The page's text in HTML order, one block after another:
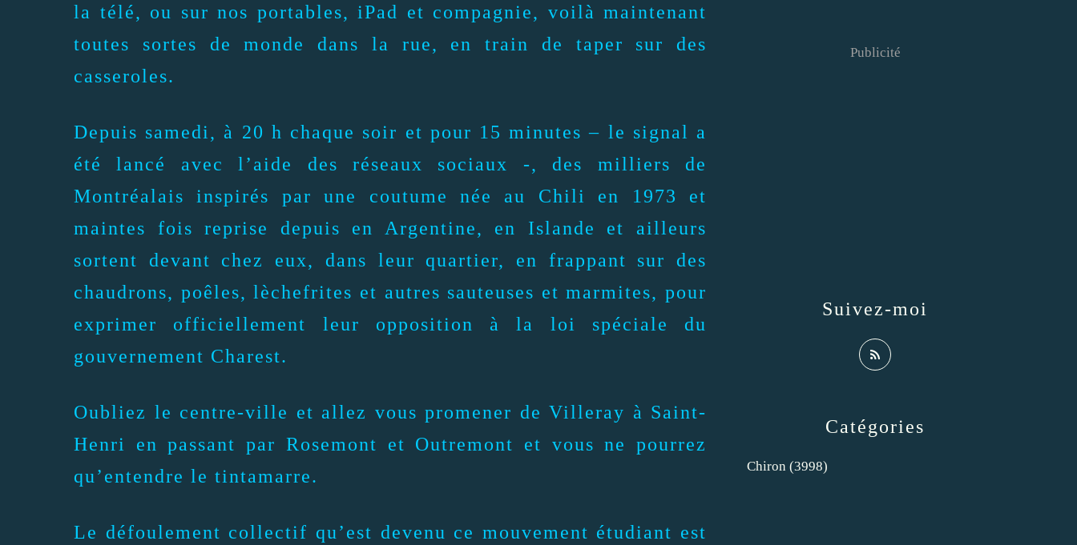
la télé, ou sur nos portables, iPad et compagnie, voilà maintenant
toutes sortes de monde dans la rue, en train de taper sur des
casseroles.
Depuis samedi, à 20 h chaque soir et pour 15 minutes – le signal a
été lancé avec l’aide des réseaux sociaux -, des milliers de
Montréalais inspirés par une coutume née au Chili en 1973 et
maintes fois reprise depuis en Argentine, en Islande et ailleurs
sortent devant chez eux, dans leur quartier, en frappant sur des
chaudrons, poêles, lèchefrites et autres sauteuses et marmites, pour
exprimer officiellement leur opposition à la loi spéciale du
gouvernement Charest.
Oubliez le centre-ville et allez vous promener de Villeray à Saint-
Henri en passant par Rosemont et Outremont et vous ne pourrez
qu’entendre le tintamarre.
Le défoulement collectif qu’est devenu ce mouvement étudiant est
Catégories
Chiron (3998)
Suivez-moi
Publicité